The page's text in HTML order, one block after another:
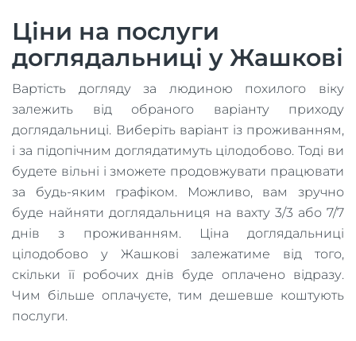
Ціни на послуги
доглядальниці у Жашкові
Вартість догляду за людиною похилого віку
залежить від обраного варіанту приходу
доглядальниці. Виберіть варіант із проживанням,
і за підопічним доглядатимуть цілодобово. Тоді ви
будете вільні і зможете продовжувати працювати
за будь-яким графіком. Можливо, вам зручно
буде найняти доглядальниця на вахту 3/3 або 7/7
днів з проживанням. Ціна доглядальниці
цілодобово у Жашкові залежатиме від того,
скільки її робочих днів буде оплачено відразу.
Чим більше оплачуєте, тим дешевше коштують
послуги.